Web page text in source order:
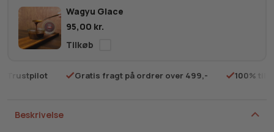
Beskrivelse
Wagyu Glace
95,00 kr.
Trustpilot Gratis fragt på ordrer over 499,- 100%